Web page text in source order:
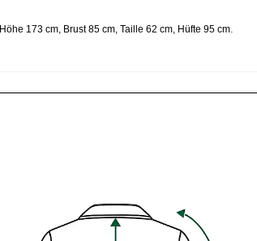
Höhe 173 cm, Brust 85 cm, Taille 62 cm, Hüfte 95 cm.